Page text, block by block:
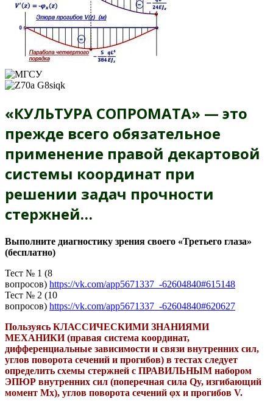
«КУЛЬТУРА СОПРОМАТА» — это
прежде всего обязательное
применение правой декартовой
системы координат при
решении задач прочности
стержней…
Выполните диагностику зрения своего «Третьего глаза»
(бесплатно)
Тест № 1 (8
вопросов) https://vk.com/app5671337_-62604840#615148
Тест № 2 (10
вопросов) https://vk.com/app5671337_-62604840#620627
Пользуясь КЛАССИЧЕСКИМИ ЗНАНИЯМИ
МЕХАНИКИ (правая система координат,
дифференциальные зависимости и связи внутренних сил,
углов поворота сечений и прогибов) в тестах следует
определить схемы стержней с ПРАВИЛЬНЫМ набором
ЭПЮР внутренних сил (поперечная сила Qy, изгибающий
момент Мх), углов поворота сечений φх и прогибов V.